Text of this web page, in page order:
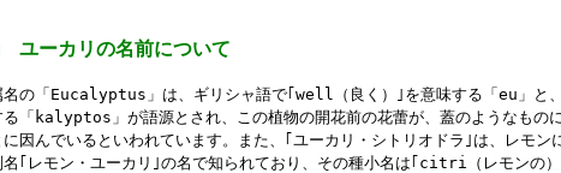
ユーカリの名前について
名の「Eucalyptus」は、ギリシャ語で｢well（良く）｣を意味する「eu」と
る「kalyptos」が語源とされ、この植物の開花前の花蕾が、蓋のようなもの
に因んでいるといわれています。また、｢ユーカリ・シトリオドラ｣は、レモン
名｢レモン・ユーカリ｣の名で知られており、その種小名は｢citri（レモンの